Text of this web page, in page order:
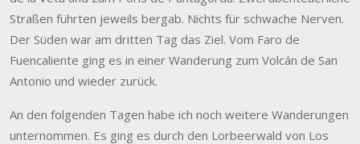
Straßen führten jeweils bergab. Nichts für schwache Nerven.
Der Süden war am dritten Tag das Ziel. Vom Faro de
Fuencaliente ging es in einer Wanderung zum Volcán de San
Antonio und wieder zurück.
An den folgenden Tagen habe ich noch weitere Wanderungen
unternommen. Es ging es durch den Lorbeerwald von Los